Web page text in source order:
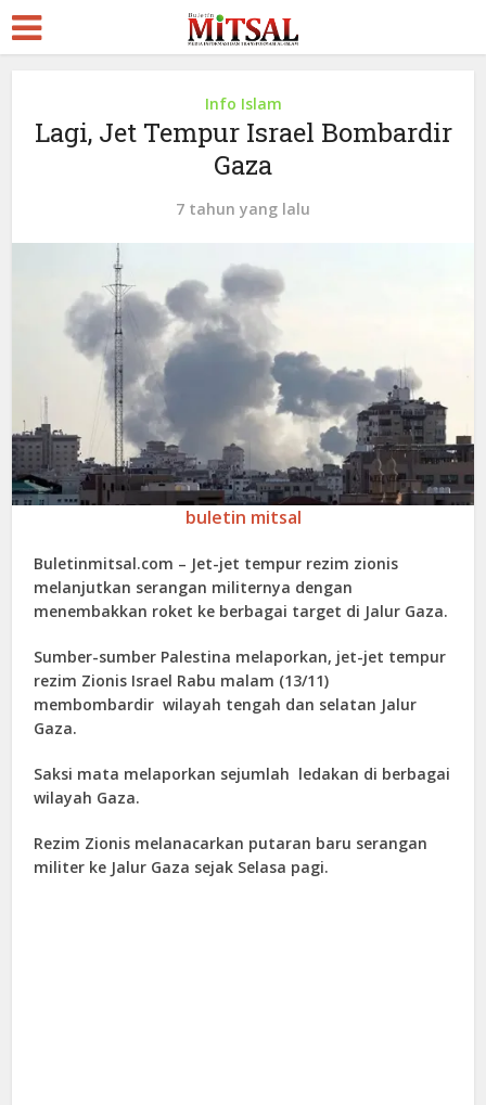
Info Islam
Lagi, Jet Tempur Israel Bombardir
Gaza
7 tahun yang lalu
buletin mitsal
Buletinmitsal.com – Jet-jet tempur rezim zionis
melanjutkan serangan militernya dengan
menembakkan roket ke berbagai target di Jalur Gaza.
Sumber-sumber Palestina melaporkan, jet-jet tempur
rezim Zionis Israel Rabu malam (13/11)
membombardir wilayah tengah dan selatan Jalur
Gaza.
Saksi mata melaporkan sejumlah ledakan di berbagai
wilayah Gaza.
Rezim Zionis melanacarkan putaran baru serangan
militer ke Jalur Gaza sejak Selasa pagi.